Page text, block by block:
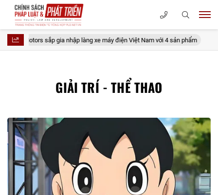
Motors sắp gia nhập làng xe máy điện Việt Nam với 4 sản phẩm
GIẢI TRÍ - THỂ THAO